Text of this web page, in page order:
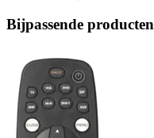
Bijpassende producten